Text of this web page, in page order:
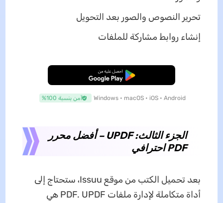
تحرير النصوص والصور بعد التحويل
إنشاء روابط مشاركة للملفات
تنزيل مجاني
Windows • macOS • iOS • Android آمن بنسبة 100%
الجزء الثالث: UPDF – أفضل محرر
PDF احترافي
بعد تحميل الكتب من موقع Issuu، ستحتاج إلى
أداة متكاملة لإدارة ملفات PDF. UPDF هي